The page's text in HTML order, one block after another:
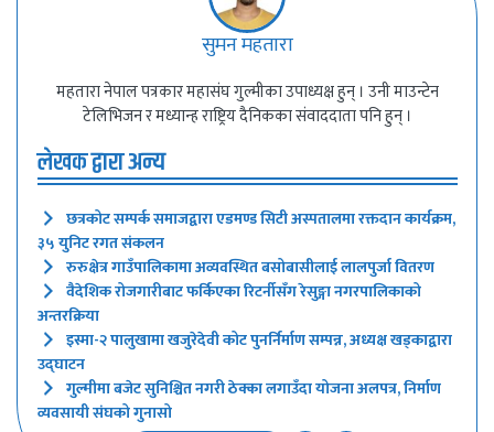
सुमन महतारा
महतारा नेपाल पत्रकार महासंघ गुल्मीका उपाध्यक्ष हुन् । उनी माउन्टेन
टेलिभिजन र मध्यान्ह राष्ट्रिय दैनिकका संवाददाता पनि हुन् ।
लेखक द्वारा अन्य
छत्रकोट सम्पर्क समाजद्वारा एडमण्ड सिटी अस्पतालमा रक्तदान कार्यक्रम,
३५ युनिट रगत संकलन
रुरुक्षेत्र गाउँपालिकामा अव्यवस्थित बसोबासीलाई लालपुर्जा वितरण
वैदेशिक रोजगारीबाट फर्किएका रिटर्नीसँग रेसुङ्गा नगरपालिकाको
अन्तरक्रिया
इस्मा-२ पालुखामा खजुरेदेवी कोट पुनर्निर्माण सम्पन्न, अध्यक्ष खड्काद्वारा
उद्घाटन
गुल्मीमा बजेट सुनिश्चित नगरी ठेक्का लगाउँदा योजना अलपत्र, निर्माण
व्यवसायी संघको गुनासो